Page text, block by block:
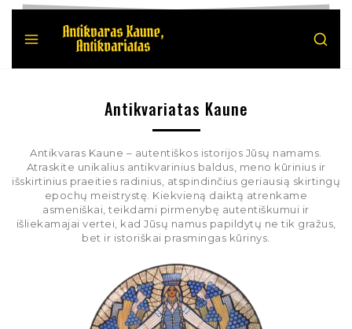
Antikvariatas Kaune
Antikvaras Kaune – autentiškos istorijos Jūsų namams.
Atraskite unikalius antikvarinius baldus, meno kūrinius ir
išskirtinius praeities radinius, atspindinčius geriausią skirtingų
epochų meistrystę. Kiekvieną daiktą atrenkame
asmeniškai, teikdami pirmenybę autentiškumui ir
išliekamajai vertei, kad Jūsų namus papildytų ne tik gražus,
bet ir istoriškai prasmingas kūrinys.